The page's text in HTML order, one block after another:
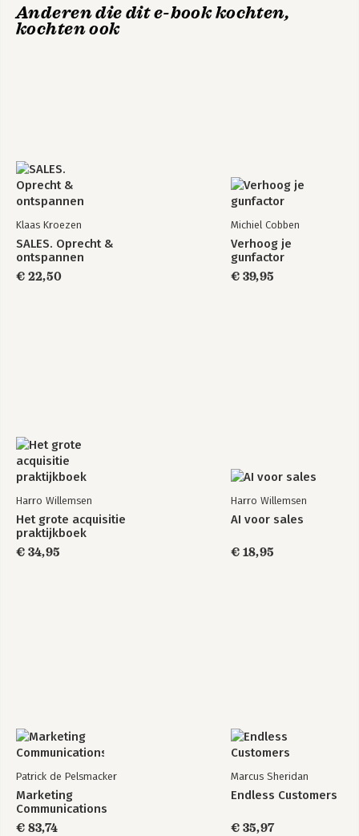
Anderen die dit e-book kochten,
kochten ook
Klaas Kroezen
SALES. Oprecht &
ontspannen
€ 22,50
Michiel Cobben
Verhoog je
gunfactor
€ 39,95
Harro Willemsen
Het grote acquisitie
praktijkboek
€ 34,95
Harro Willemsen
AI voor sales
€ 18,95
Patrick de Pelsmacker
Marketing
Communications
€ 83,74
Marcus Sheridan
Endless Customers
€ 35,97